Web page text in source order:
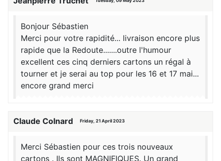
Bonjour Sébastien
Merci pour votre rapidité... livraison encore plus
rapide que la Redoute.......outre l'humour
excellent ces cinq derniers cartons un régal à
tourner et je serai au top pour les 16 et 17 mai...
encore grand merci
Claude Colnard Friday, 21 April 2023
Merci Sébastien pour ces trois nouveaux
cartons . Ils sont MAGNIFIQUES. Un grand